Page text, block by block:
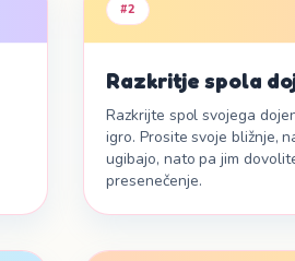
#2
Razkritje spola
Razkrijte spol svojega
igro. Prosite svoje bližnje,
ugibajo, nato pa jim
presenečenje.